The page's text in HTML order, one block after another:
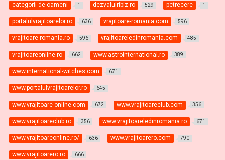
categorii de oameni 1 dezvaluiribiz.ro 529 petrecere 1
portalulvrajitoarelor.ro 636 vrajitoare-romania.com 596
vrajitoare-romania.ro 596 vrajitoareledinromania.com 485
vrajitoareonline.ro 662 www.astrointernational.ro 389
www.international-witches.com 671
www.portalulvrajitoarelor.ro 645
www.vrajitoare-online.com 672 www.vrajitoareclub.com 356
www.vrajitoareclub.ro 356 www.vrajitoareledinromania.ro 671
www.vrajitoareonline.ro/ 636 www.vrajitoarero.com 790
www.vrajitoarero.ro 666